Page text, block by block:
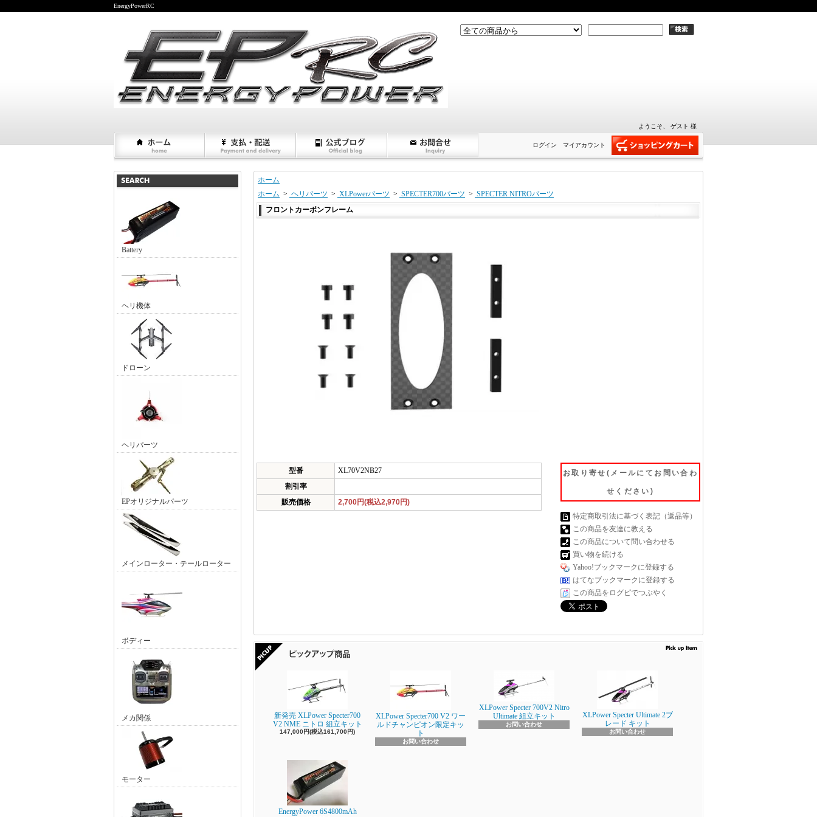
EnergyPowerRC
ようこそ、 ゲスト 様
マイアカウント
ログイン
Battery
ヘリ機体
ドローン
ヘリパーツ
EPオリジナルパーツ
メインローター・テールローター
ボディー
メカ関係
モーター
ホーム
ホーム > ヘリパーツ > XLPowerパーツ > SPECTER700パーツ > SPECTER NITROパーツ
フロントカーボンフレーム
型番
XL70V2NB27
割引率
販売価格
2,700円(税込2,970円)
お取り寄せ(メールにてお問い合わ
せください)
特定商取引法に基づく表記（返品等）
この商品を友達に教える
この商品について問い合わせる
買い物を続ける
Yahoo!ブックマークに登録する
はてなブックマークに登録する
この商品をログピでつぶやく
新発売 XLPower Specter700
V2 NME ニトロ 組立キット
147,000円(税込161,700円)
XLPower Specter700 V2 ワー
ルドチャンピオン限定キッ
ト
お問い合わせ
XLPower Specter 700V2 Nitro
Ultimate 組立キット
お問い合わせ
XLPower Specter Ultimate 2ブ
レード キット
お問い合わせ
EnergyPower 6S4800mAh